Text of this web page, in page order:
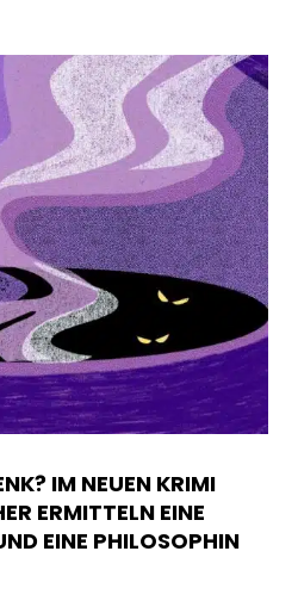
IM NEUEN KRIMI
ERMITTELN EINE
EINE PHILOSOPHIN